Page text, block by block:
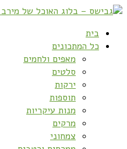
בית
כל המתכונים
מאפים ולחמים
סלטים
ירקות
תוספות
מנות עיקריות
מרקים
צמחוני